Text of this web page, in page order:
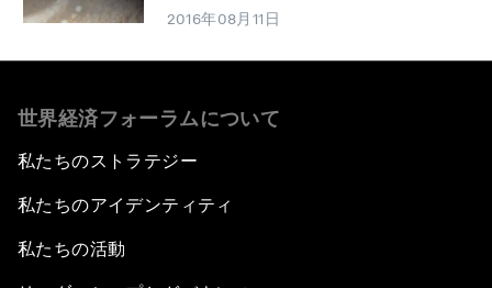
2016年08月11日
世界経済フォーラムについて
私たちのストラテジー
私たちのアイデンティティ
私たちの活動